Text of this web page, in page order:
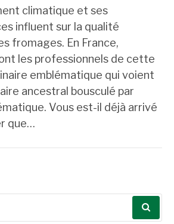
climatique et ses
influent sur la qualité
fromages. En France,
les professionnels de cette
emblématique qui voient
ancestral bousculé par
Vous est-il déjà arrivé
que…